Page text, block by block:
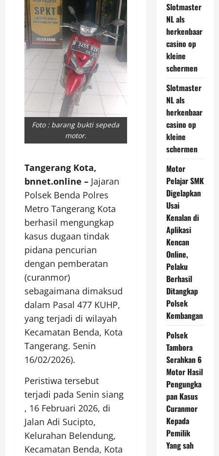
Foto : barang bukti sepeda
motor.
Tangerang Kota,
bnnet.online – Jajaran
Polsek Benda Polres
Metro Tangerang Kota
berhasil mengungkap
kasus dugaan tindak
pidana pencurian
dengan pemberatan
(curanmor)
sebagaimana dimaksud
dalam Pasal 477 KUHP,
yang terjadi di wilayah
Kecamatan Benda, Kota
Tangerang. Senin
16/02/2026).
Peristiwa tersebut
terjadi pada Senin siang
, 16 Februari 2026, di
Jalan Adi Sucipto,
Kelurahan Belendung,
Kecamatan Benda, Kota
Slotmaster
NL als
herkenbaar
casino op
kleine
schermen
Slotmaster
NL als
herkenbaar
casino op
kleine
schermen
Motor
Pelajar SMK
Digelapkan
Usai
Kenalan di
Aplikasi
Kencan
Online,
Pelaku
Berhasil
Ditangkap
Polsek
Kembangan
Polsek
Tambora
Serahkan 6
Motor Hasil
Pengungka
pan Kasus
Curanmor
Kepada
Pemilik
Yang sah